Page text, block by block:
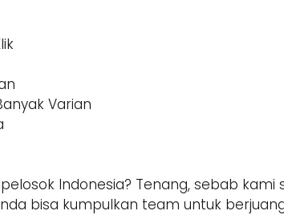
Varian
Indonesia? Tenang, sebab kami
bisa kumpulkan team untuk